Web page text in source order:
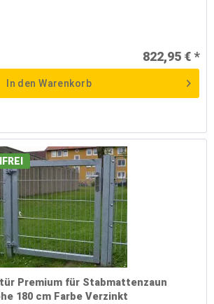
822,95 € *
In den Warenkorb
Premium für Stabmattenzaun
180 cm Farbe Verzinkt